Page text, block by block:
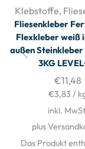
Klebstoffe,
Fliesenkleber
Flexkleber weiß
außen Steinkleber
3KG
€11,48
€3,83 /
inkl.
plus
Das Produkt